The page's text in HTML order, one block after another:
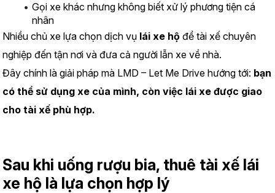
Gọi xe khác nhưng không biết xử lý phương tiện cá
nhân
Nhiều chủ xe lựa chọn dịch vụ lái xe hộ để tài xế chuyên
nghiệp đến tận nơi và đưa cả người lẫn xe về nhà.
Đây chính là giải pháp mà LMD – Let Me Drive hướng tới: bạn
có thể sử dụng xe của mình, còn việc lái xe được giao
cho tài xế phù hợp.
Sau khi uống rượu bia, thuê tài xế lái
xe hộ là lựa chọn hợp lý